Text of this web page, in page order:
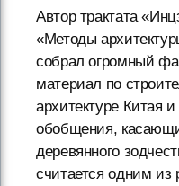
Автор трактата
«Методы
собрал огромный
материал по
архитектуре Китая
обобщения,
деревянного
считается одним из